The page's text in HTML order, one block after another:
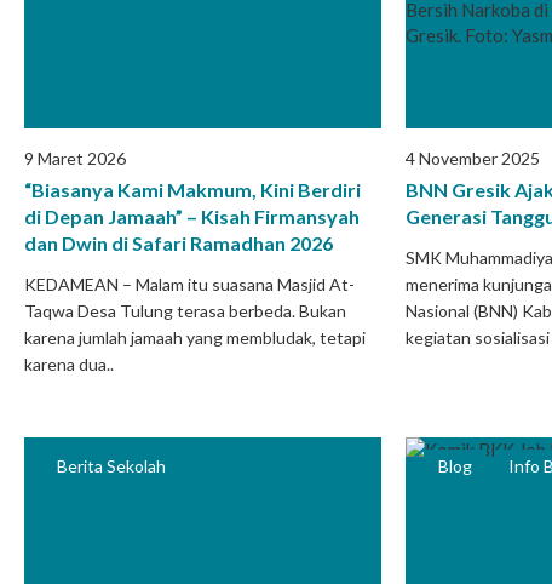
9 Maret 2026
“Biasanya Kami Makmum, Kini Berdiri
di Depan Jamaah” – Kisah Firmansyah
dan Dwin di Safari Ramadhan 2026
KEDAMEAN – Malam itu suasana Masjid At-
Taqwa Desa Tulung terasa berbeda. Bukan
karena jumlah jamaah yang membludak, tetapi
karena dua..
4 November 2025
BNN Gresik
Generasi
SMK
menerima
Nasional (BNN)
kegiatan
Berita Sekolah Blog Info